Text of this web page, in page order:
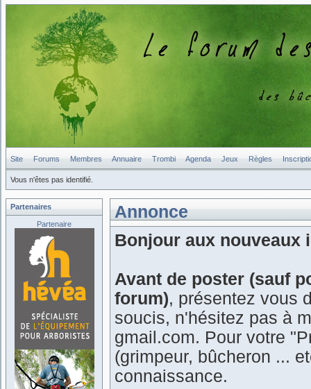
Site Forums Membres Annuaire Trombi Agenda Jeux Règles
Vous n'êtes pas identifié.
Annonce
Bonjour aux nouveaux
Avant de poster (sauf
forum), présentez vous
soucis, n'hésitez pas à
gmail.com. Pour votre
(grimpeur, bûcheron ...
connaissance.
Partenaires
Partenaire